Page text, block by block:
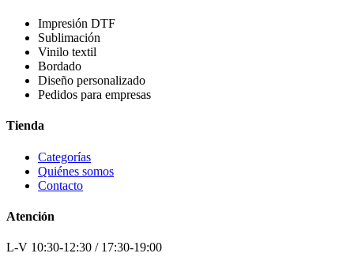
Impresión DTF
Sublimación
Vinilo textil
Bordado
Diseño personalizado
Pedidos para empresas
Tienda
Categorías
Quiénes somos
Contacto
Atención
L-V 10:30-12:30 / 17:30-19:00